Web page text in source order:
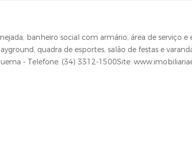
banheiro social com armário, área de serviço
quadra de esportes, salão de festas e
- Telefone: (34) 3312-1500Site: